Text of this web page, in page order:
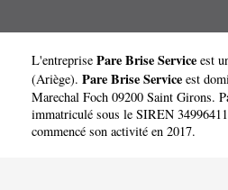
L'entreprise Pare Brise Service est
(Ariège). Pare Brise Service est
Marechal Foch 09200 Saint Girons.
immatriculé sous le SIREN
commencé son activité en 2017.